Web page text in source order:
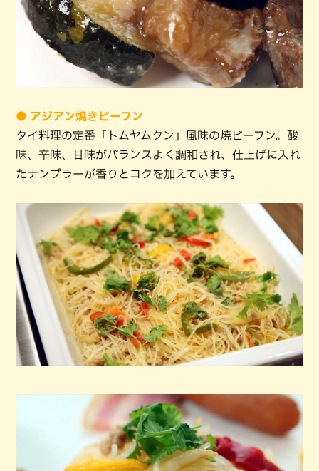
● アジアン焼きビーフン
タイ料理の定番「トムヤムクン」風味の焼ビーフン。酸
味、辛味、甘味がバランスよく調和され、仕上げに入れ
たナンプラーが香りとコクを加えています。